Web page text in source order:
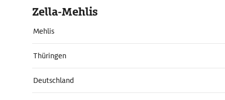
Zella-Mehlis
Mehlis
Thüringen
Deutschland